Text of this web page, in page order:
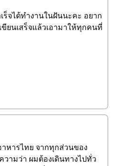
จได้ทำงานในฝันนะคะ อยาก
ขียนเสร็จแล้วเอามาให้ทุกคนที่
าหารไทย จากทุกส่วนของ
วามว่า ผมต้องเดินทางไปทั่ว